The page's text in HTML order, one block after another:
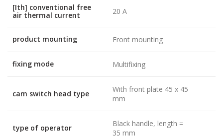
[Ith] conventional free
air thermal current
20 A
product mounting Front mounting
fixing mode Multifixing
cam switch head type
With front plate 45 x 45
mm
type of operator
Black handle, length =
35 mm